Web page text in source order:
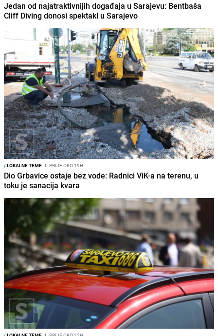
Jedan od najatraktivnijih događaja u Sarajevu: Bentbaša
Cliff Diving donosi spektakl u Sarajevo
/LOKALNE TEME I PRIJE OKO 19H
Dio Grbavice ostaje bez vode: Radnici ViK-a na terenu, u
toku je sanacija kvara